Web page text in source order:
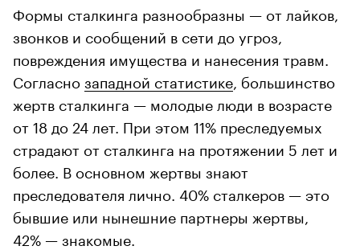
Формы сталкинга разнообразны — от лайков,
звонков и сообщений в сети до угроз,
повреждения имущества и нанесения травм.
Согласнозападной статистике , большинство
жертв сталкинга — молодые люди в возрасте
от 18 до 24 лет. При этом 11% преследуемых
страдают от сталкинга на протяжении 5 лет и
более. В основном жертвы знают
преследователя лично. 40% сталкеров — это
бывшие или нынешние партнеры жертвы,
42% — знакомые.